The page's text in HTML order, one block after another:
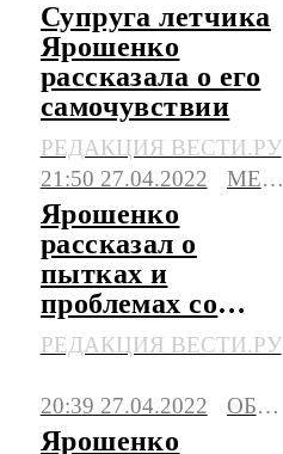
Супруга летчика
Ярошенко
рассказала о его
самочувствии
РЕДАКЦИЯ ВЕСТИ.РУ
21:50 27.04.2022
МЕДИЦИНА
Ярошенко
рассказал о
пытках и
проблемах со
здоровьем
РЕДАКЦИЯ ВЕСТИ.РУ
20:39 27.04.2022 ОБЩЕСТВО
Ярошенко